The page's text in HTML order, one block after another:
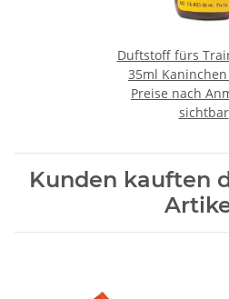
Duftstoff fürs
35ml
Preise nach
sichtbar
Kunden kauften